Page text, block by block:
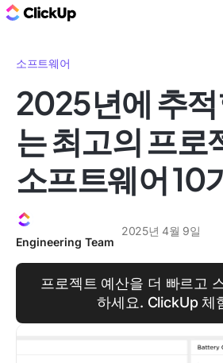
소프트웨어
2025년에 추적
는 최고의 프로
소프트웨어 10
Engineering Team
2025년 4월 9일
프로젝트 예산을 더 빠르고
하세요. ClickUp 체